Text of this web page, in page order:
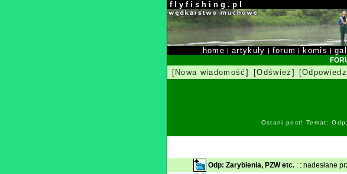
f l y f i s h i n g . p l
home |artykuły | forum | komis |
[Nowa wiadomość] [Odśwież]
Ostani post! Temat:
Odp: Zarybienia, PZW etc. : : nadesłane